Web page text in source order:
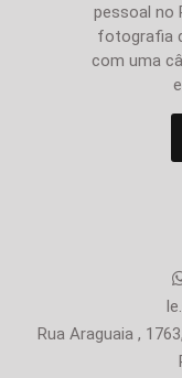
pessoal no
fotografia
com uma
Rua Araguaia ,